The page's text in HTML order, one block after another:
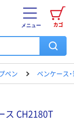
カゴ
メニュー
ペン ペンケース
ス CH2180T